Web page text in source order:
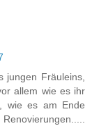
Fräuleins,
allem wie es ihr
wie es am Ende